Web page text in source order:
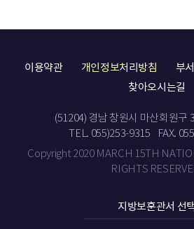
이용약관 개인정보처리방침 부
찾아오시는길
(51204) 경남 창원시 마산회원구
TEL. 055)253-9315
FAX.
Copyright 2020 MARCH 15TH
RIGHTS
지방보훈관서 선